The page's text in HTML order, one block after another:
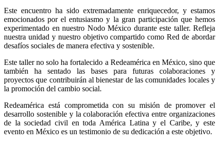
Este encuentro ha sido extremadamente enriquecedor, y estamos
emocionados por el entusiasmo y la gran participación que hemos
experimentado en nuestro Nodo México durante este taller. Refleja
nuestra unidad y nuestro objetivo compartido como Red de abordar
desafíos sociales de manera efectiva y sostenible.
Este taller no solo ha fortalecido a Redeamérica en México, sino que
también ha sentado las bases para futuras colaboraciones y
proyectos que contribuirán al bienestar de las comunidades locales y
la promoción del cambio social.
Redeamérica está comprometida con su misión de promover el
desarrollo sostenible y la colaboración efectiva entre organizaciones
de la sociedad civil en toda América Latina y el Caribe, y este
evento en México es un testimonio de su dedicación a este objetivo.